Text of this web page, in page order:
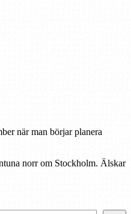
när man börjar planera
norr om Stockholm. Älskar